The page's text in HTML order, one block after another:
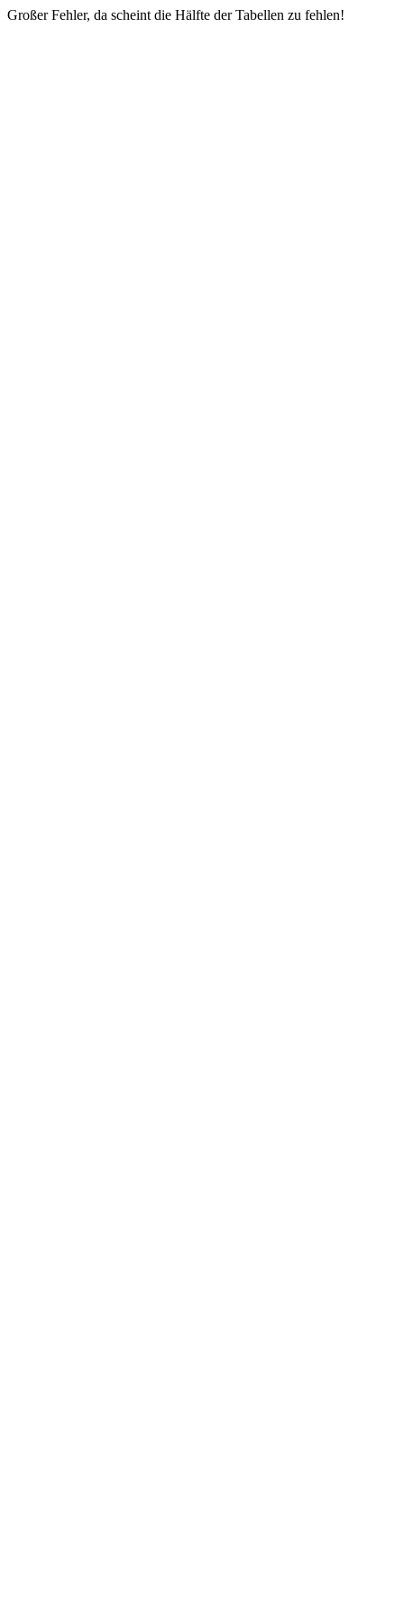
Großer Fehler, da scheint die Hälfte der Tabellen zu fehlen!